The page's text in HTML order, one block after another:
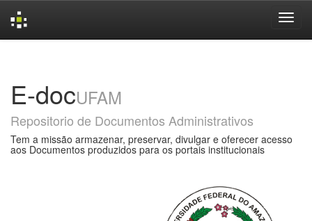
E-docUFAM
Repositorio de Documentos Administrativos
Tem a missão armazenar, preservar, divulgar e oferecer acesso
aos Documentos produzidos para os portais institucionais